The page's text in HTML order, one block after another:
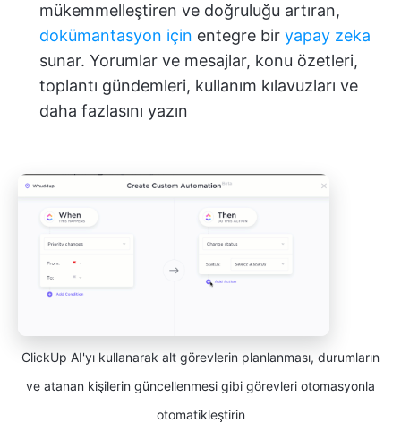
mükemmelleştiren ve doğruluğu artıran,
dokümantasyon için entegre bir yapay zeka
sunar. Yorumlar ve mesajlar, konu özetleri,
toplantı gündemleri, kullanım kılavuzları ve
daha fazlasını yazın
ClickUp AI'yı kullanarak alt görevlerin planlanması, durumların
ve atanan kişilerin güncellenmesi gibi görevleri otomasyonla
otomatikleştirin